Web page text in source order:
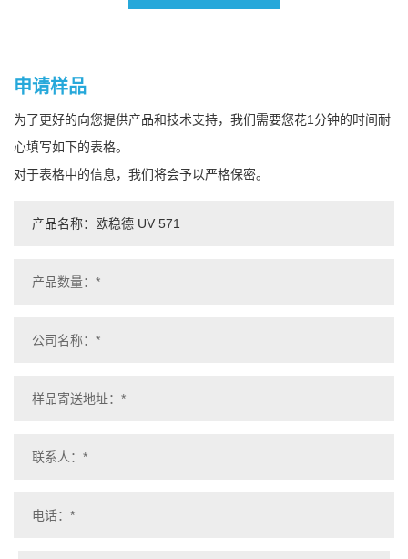
申请样品
为了更好的向您提供产品和技术支持，我们需要您花1分钟的时间耐
心填写如下的表格。
对于表格中的信息，我们将会予以严格保密。